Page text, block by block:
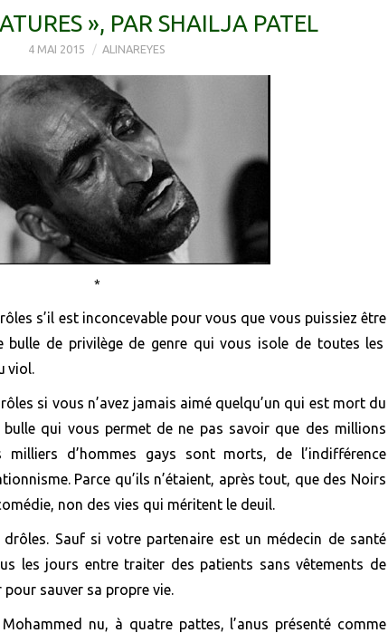
», PAR SHAILJA PATEL
4 MAI 2015 ALINAREYES
*
s’il est inconcevable pour vous que vous puissiez être
bulle de privilège de genre qui vous isole de toutes les
viol.
si vous n’avez jamais aimé quelqu’un qui est mort du
qui vous permet de ne pas savoir que des millions
d’hommes gays sont morts, de l’indifférence
Parce qu’ils n’étaient, après tout, que des Noirs
omédie, non des vies qui méritent le deuil.
Sauf si votre partenaire est un médecin de santé
les jours entre traiter des patients sans vêtements de
sauver sa propre vie.
ohammed
nu, à quatre pattes, l’anus présenté comme